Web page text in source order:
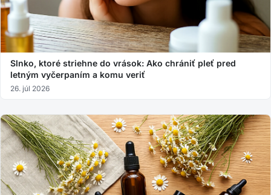
Slnko, ktoré striehne do vrások: Ako chrániť pleť pred
letným vyčerpaním a komu veriť
26. júl 2026